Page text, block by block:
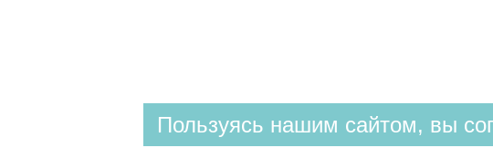
Пользуясь нашим сайтом, вы